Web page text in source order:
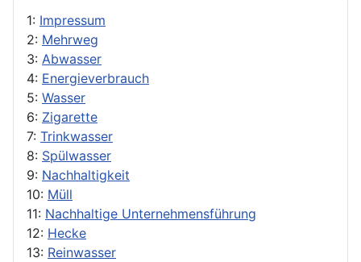
1: Impressum
2: Mehrweg
3: Abwasser
4: Energieverbrauch
5: Wasser
6: Zigarette
7: Trinkwasser
8: Spülwasser
9: Nachhaltigkeit
10: Müll
11: Nachhaltige Unternehmensführung
12: Hecke
13: Reinwasser